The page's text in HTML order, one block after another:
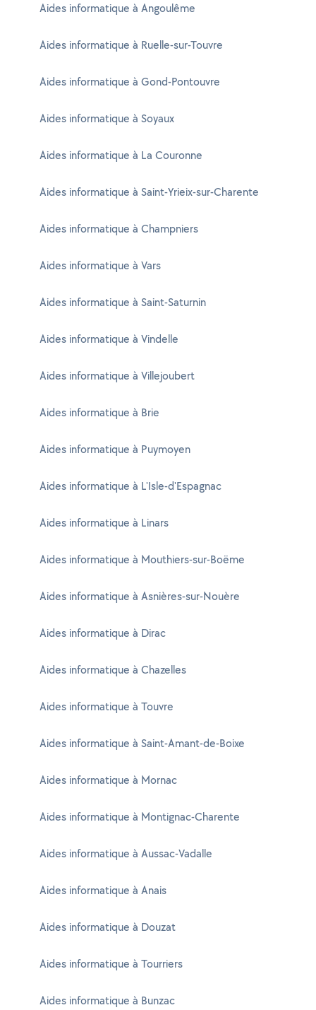
Aides informatique à Angoulême
Aides informatique à Ruelle-sur-Touvre
Aides informatique à Gond-Pontouvre
Aides informatique à Soyaux
Aides informatique à La Couronne
Aides informatique à Saint-Yrieix-sur-Charente
Aides informatique à Champniers
Aides informatique à Vars
Aides informatique à Saint-Saturnin
Aides informatique à Vindelle
Aides informatique à Villejoubert
Aides informatique à Brie
Aides informatique à Puymoyen
Aides informatique à L'Isle-d'Espagnac
Aides informatique à Linars
Aides informatique à Mouthiers-sur-Boëme
Aides informatique à Asnières-sur-Nouère
Aides informatique à Dirac
Aides informatique à Chazelles
Aides informatique à Touvre
Aides informatique à Saint-Amant-de-Boixe
Aides informatique à Mornac
Aides informatique à Montignac-Charente
Aides informatique à Aussac-Vadalle
Aides informatique à Anais
Aides informatique à Douzat
Aides informatique à Tourriers
Aides informatique à Bunzac